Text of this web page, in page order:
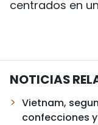
centrados en
NOTICIAS
Vietnam,
confecciones